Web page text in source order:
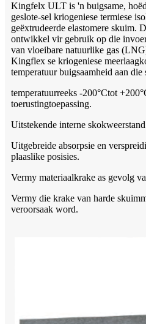
Kingfelx ULT is 'n buigsame,
geslote-sel kriogeniese termiese
geëxtrudeerde elastomere skuim.
ontwikkel vir gebruik op die
van vloeibare natuurlike gas
Kingflex se kriogeniese
temperatuur buigsaamheid aan die
temperatuurreeks -200°Ctot +200
toerustingtoepassing.
Uitstekende interne
Uitgebreide absorpsie en
plaaslike posisies.
Vermy materiaalkrake as gevolg
Vermy die krake van harde
veroorsaak word.